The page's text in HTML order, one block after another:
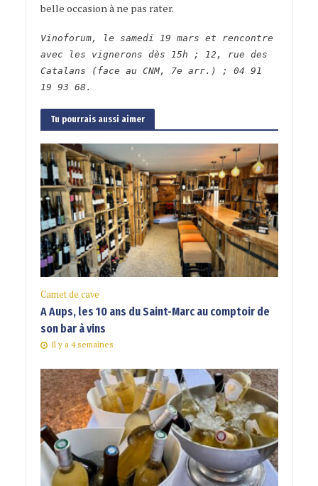
belle occasion à ne pas rater.
Vinoforum, le samedi 19 mars et rencontre
avec les vignerons dès 15h ; 12, rue des
Catalans (face au CNM, 7e arr.) ; 04 91
19 93 68.
Tu pourrais aussi aimer
Carnet de cave
A Aups, les 10 ans du Saint-Marc au comptoir de
son bar à vins
Il y a 4 semaines